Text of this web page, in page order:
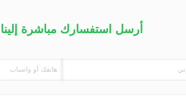
أرسل استفسارك مباشرة إلينا